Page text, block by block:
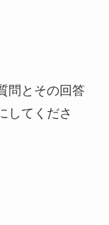
問とその回答
してくださ